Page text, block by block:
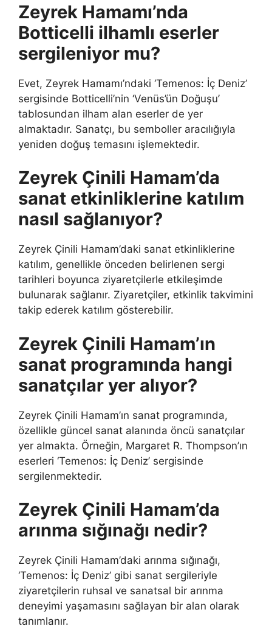
Zeyrek Hamamı’nda
Botticelli ilhamlı eserler
sergileniyor mu?
Evet, Zeyrek Hamamı’ndaki ‘Temenos: İç Deniz’
sergisinde Botticelli’nin ‘Venüs’ün Doğuşu’
tablosundan ilham alan eserler de yer
almaktadır. Sanatçı, bu semboller aracılığıyla
yeniden doğuş temasını işlemektedir.
Zeyrek Çinili Hamam’da
sanat etkinliklerine katılım
nasıl sağlanıyor?
Zeyrek Çinili Hamam’daki sanat etkinliklerine
katılım, genellikle önceden belirlenen sergi
tarihleri boyunca ziyaretçilerle etkileşimde
bulunarak sağlanır. Ziyaretçiler, etkinlik takvimini
takip ederek katılım gösterebilir.
Zeyrek Çinili Hamam’ın
sanat programında hangi
sanatçılar yer alıyor?
Zeyrek Çinili Hamam’ın sanat programında,
özellikle güncel sanat alanında öncü sanatçılar
yer almakta. Örneğin, Margaret R. Thompson’ın
eserleri ‘Temenos: İç Deniz’ sergisinde
sergilenmektedir.
Zeyrek Çinili Hamam’da
arınma sığınağı nedir?
Zeyrek Çinili Hamam’daki arınma sığınağı,
‘Temenos: İç Deniz’ gibi sanat sergileriyle
ziyaretçilerin ruhsal ve sanatsal bir arınma
deneyimi yaşamasını sağlayan bir alan olarak
tanımlanır.